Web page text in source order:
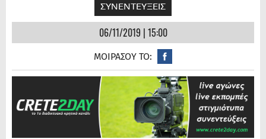
ΣΥΝΕΝΤΕΥΞΕΙΣ
06/11/2019 | 15:00
ΜΟΙΡΑΣΟΥ ΤΟ: